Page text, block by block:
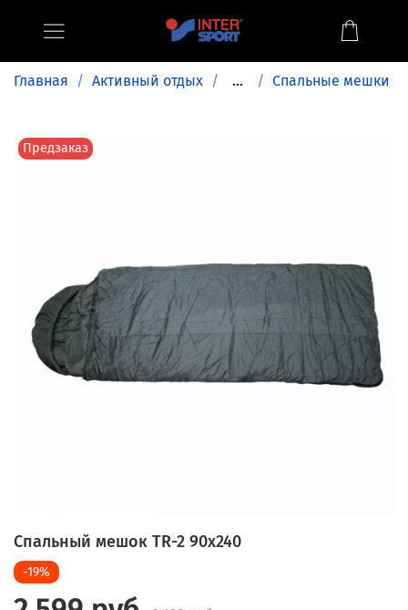
Главная Активный отдых ... Спальные мешки
Предзаказ
Спальный мешок TR-2 90x240
-19%